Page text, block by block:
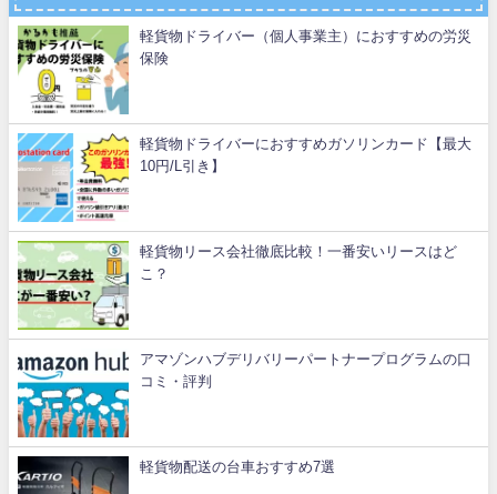
軽貨物ドライバー（個人事業主）におすすめの労災
保険
軽貨物ドライバーにおすすめガソリンカード【最大
10円/L引き】
軽貨物リース会社徹底比較！一番安いリースはど
こ？
アマゾンハブデリバリーパートナープログラムの口
コミ・評判
軽貨物配送の台車おすすめ7選